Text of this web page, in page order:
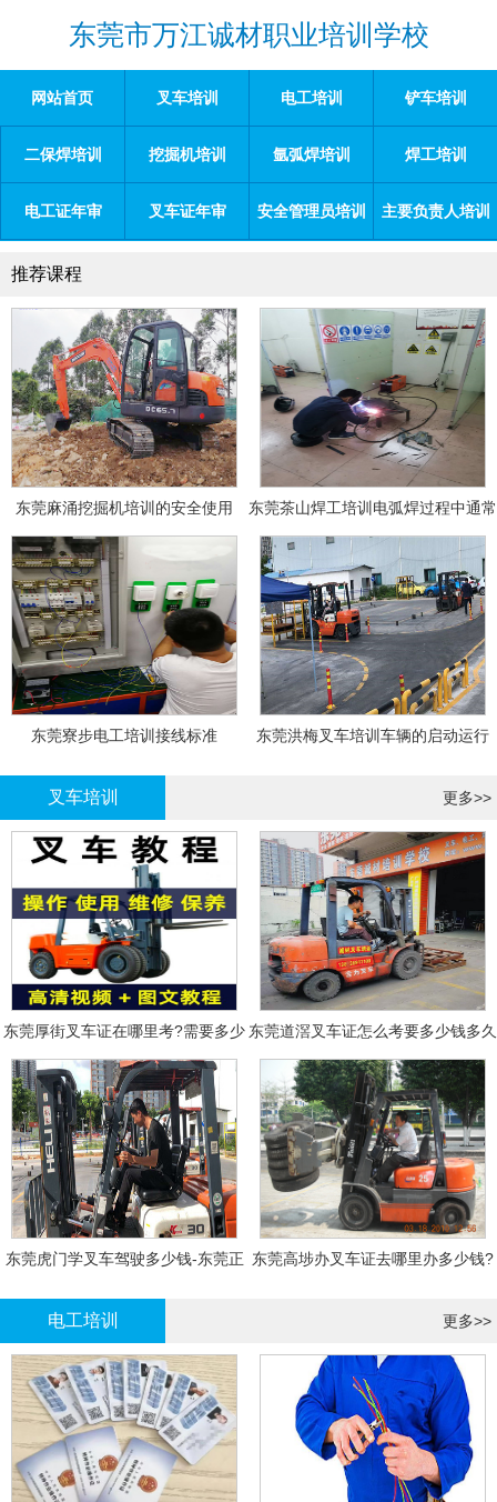
东莞市万江诚材职业培训学校
网站首页 叉车培训 电工培训 铲车培训
二保焊培训 挖掘机培训 氩弧焊培训 焊工培训
电工证年审 叉车证年审 安全管理员培训 主要负责人培训
推荐课程
东莞麻涌挖掘机培训的安全使用
东莞茶山焊工培训电弧焊过程中通常
会采取以下措施
东莞寮步电工培训接线标准 东莞洪梅叉车培训车辆的启动运行
叉车培训 更多>>
东莞厚街叉车证在哪里考?需要多少
钱?
东莞道滘叉车证怎么考要多少钱多久
拿证
东莞虎门学叉车驾驶多少钱-东莞正 东莞高埗办叉车证去哪里办多少钱?
电工培训 更多>>